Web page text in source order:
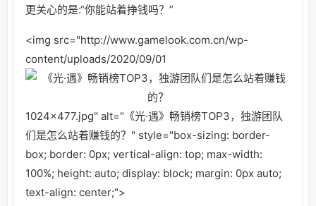
更关心的是:“你能站着挣钱吗？”
<img src="http://www.gamelook.com.cn/wp-
content/uploads/2020/09/01
1024x477.jpg" alt="《光·遇》畅销榜TOP3，独游团队
们是怎么站着赚钱的？" style="box-sizing: border-
box; border: 0px; vertical-align: top; max-width:
100%; height: auto; display: block; margin: 0px auto;
text-align: center;">